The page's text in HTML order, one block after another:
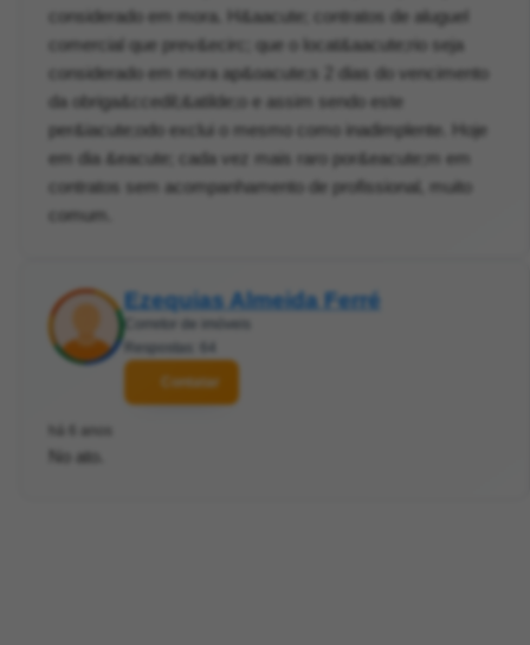
considerado em mora. H&aacute; contratos de aluguel
comercial que prev&ecirc; que o locat&aacute;rio seja
considerado em mora ap&oacute;s 2 dias do vencimento
da obriga&ccedil;&atilde;o e assim sendo este
per&iacute;odo exclui o mesmo como inadimplente. Hoje
em dia &eacute; cada vez mais raro por&eacute;m em
contratos sem acompanhamento de profissional, muito
comum.
Ezequias Almeida Ferré
Corretor de imóveis
Respostas: 64
Contatar
há 6 anos
No ato.